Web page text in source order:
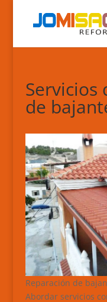
Servicios
de
Reparación de
Abordar servicios